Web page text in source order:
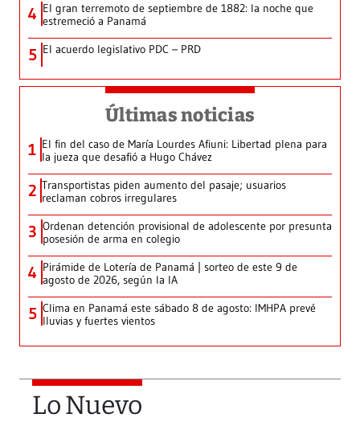
4 El gran terremoto de septiembre de 1882: la noche que
estremeció a Panamá
5 El acuerdo legislativo PDC – PRD
Últimas noticias
1 El fin del caso de María Lourdes Afiuni: Libertad plena para
la jueza que desafió a Hugo Chávez
2 Transportistas piden aumento del pasaje; usuarios
reclaman cobros irregulares
3 Ordenan detención provisional de adolescente por presunta
posesión de arma en colegio
4 Pirámide de Lotería de Panamá | sorteo de este 9 de
agosto de 2026, según la IA
5 Clima en Panamá este sábado 8 de agosto: IMHPA prevé
lluvias y fuertes vientos
Lo Nuevo